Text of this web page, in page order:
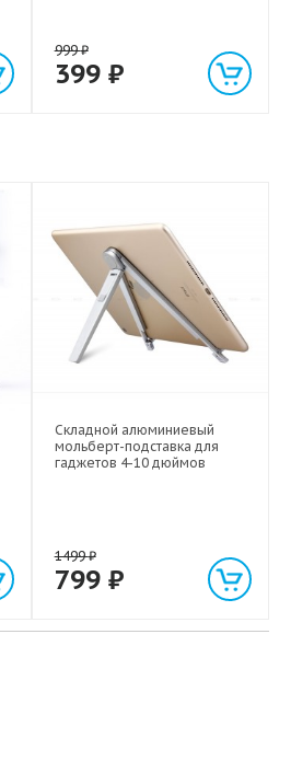
999₽
399 ₽
Складной алюминиевый
мольберт-подставка для
гаджетов 4-10 дюймов
1499₽
799 ₽